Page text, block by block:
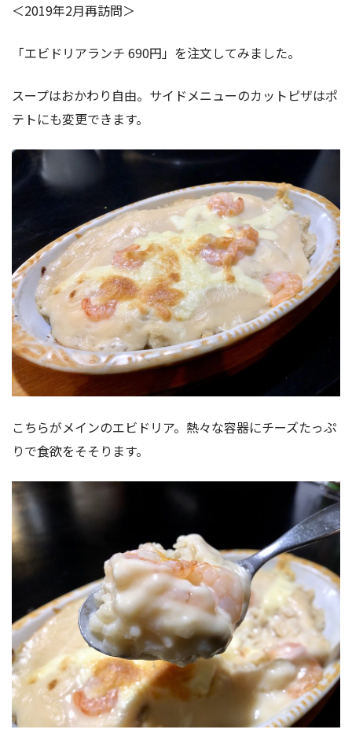
＜2019年2月再訪問＞
「エビドリアランチ 690円」を注文してみました。
スープはおかわり自由。サイドメニューのカットピザはポ
テトにも変更できます。
こちらがメインのエビドリア。熱々な容器にチーズたっぷ
りで食欲をそそります。